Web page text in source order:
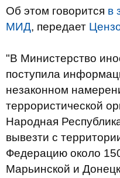
Об этом говорится в
МИД, передает
"В Министерство
поступила
незаконном
террористической
Народная
вывезти с
Федерацию около
Марьинской и